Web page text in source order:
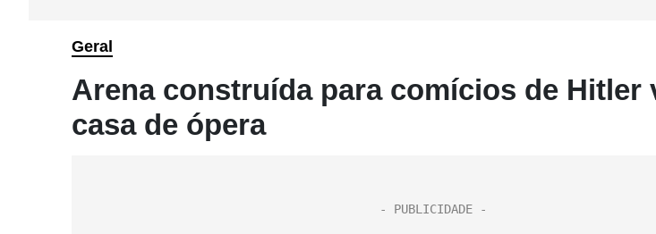
Geral
Arena construída para comícios de Hitler
casa de ópera